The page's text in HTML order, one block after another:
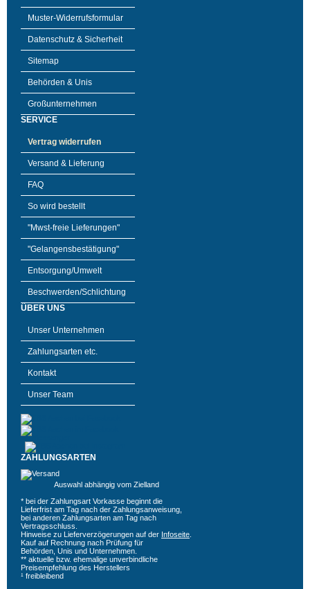
Muster-Widerrufsformular
Datenschutz & Sicherheit
Sitemap
Behörden & Unis
Großunternehmen
SERVICE
Vertrag widerrufen
Versand & Lieferung
FAQ
So wird bestellt
"Mwst-freie Lieferungen"
"Gelangensbestätigung"
Entsorgung/Umwelt
Beschwerden/Schlichtung
ÜBER UNS
Unser Unternehmen
Zahlungsarten etc.
Kontakt
Unser Team
ZAHLUNGSARTEN
Auswahl abhängig vom Zielland
* bei der Zahlungsart Vorkasse beginnt die
Lieferfrist am Tag nach der Zahlungsanweisung,
bei anderen Zahlungsarten am Tag nach
Vertragsschluss.
Hinweise zu Lieferverzögerungen auf der Infoseite
Kauf auf Rechnung nach Prüfung für
Behörden, Unis und Unternehmen.
** aktuelle bzw. ehemalige unverbindliche
Preisempfehlung des Herstellers
¹ freibleibend